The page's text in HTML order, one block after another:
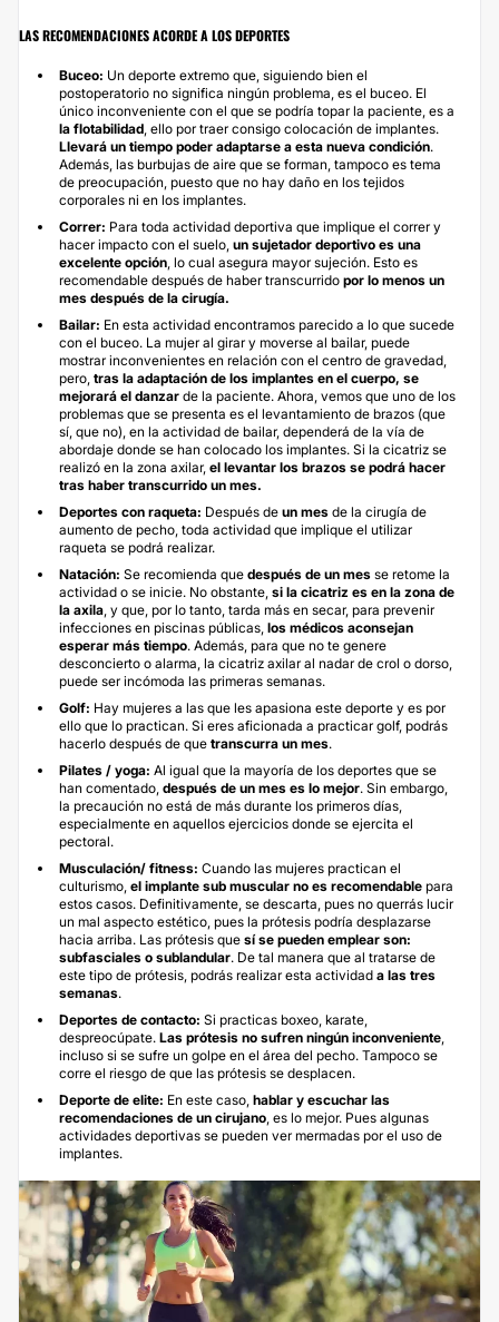
LAS RECOMENDACIONES ACORDE A LOS DEPORTES
Buceo: Un deporte extremo que, siguiendo bien el
postoperatorio no significa ningún problema, es el buceo. El
único inconveniente con el que se podría topar la paciente, es a
la flotabilidad, ello por traer consigo colocación de implantes.
Llevará un tiempo poder adaptarse a esta nueva condición.
Además, las burbujas de aire que se forman, tampoco es tema
de preocupación, puesto que no hay daño en los tejidos
corporales ni en los implantes.
Correr: Para toda actividad deportiva que implique el correr y
hacer impacto con el suelo, un sujetador deportivo es una
excelente opción, lo cual asegura mayor sujeción. Esto es
recomendable después de haber transcurrido por lo menos un
mes después de la cirugía.
Bailar: En esta actividad encontramos parecido a lo que sucede
con el buceo. La mujer al girar y moverse al bailar, puede
mostrar inconvenientes en relación con el centro de gravedad,
pero, tras la adaptación de los implantes en el cuerpo, se
mejorará el danzar de la paciente. Ahora, vemos que uno de los
problemas que se presenta es el levantamiento de brazos (que
sí, que no), en la actividad de bailar, dependerá de la vía de
abordaje donde se han colocado los implantes. Si la cicatriz se
realizó en la zona axilar, el levantar los brazos se podrá hacer
tras haber transcurrido un mes.
Deportes con raqueta: Después de un mes de la cirugía de
aumento de pecho, toda actividad que implique el utilizar
raqueta se podrá realizar.
Natación: Se recomienda que después de un mes se retome la
actividad o se inicie. No obstante, si la cicatriz es en la zona de
la axila, y que, por lo tanto, tarda más en secar, para prevenir
infecciones en piscinas públicas, los médicos aconsejan
esperar más tiempo. Además, para que no te genere
desconcierto o alarma, la cicatriz axilar al nadar de crol o dorso,
puede ser incómoda las primeras semanas.
Golf: Hay mujeres a las que les apasiona este deporte y es por
ello que lo practican. Si eres aficionada a practicar golf, podrás
hacerlo después de que transcurra un mes.
Pilates / yoga: Al igual que la mayoría de los deportes que se
han comentado, después de un mes es lo mejor. Sin embargo,
la precaución no está de más durante los primeros días,
especialmente en aquellos ejercicios donde se ejercita el
pectoral.
Musculación/ fitness: Cuando las mujeres practican el
culturismo, el implante sub muscular no es recomendable para
estos casos. Definitivamente, se descarta, pues no querrás lucir
un mal aspecto estético, pues la prótesis podría desplazarse
hacia arriba. Las prótesis que sí se pueden emplear son:
subfasciales o sublandular. De tal manera que al tratarse de
este tipo de prótesis, podrás realizar esta actividad a las tres
semanas.
Deportes de contacto: Si practicas boxeo, karate,
despreocúpate. Las prótesis no sufren ningún inconveniente,
incluso si se sufre un golpe en el área del pecho. Tampoco se
corre el riesgo de que las prótesis se desplacen.
Deporte de elite: En este caso, hablar y escuchar las
recomendaciones de un cirujano, es lo mejor. Pues algunas
actividades deportivas se pueden ver mermadas por el uso de
implantes.